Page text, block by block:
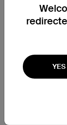
請在此
隊會盡快
需要協
YES